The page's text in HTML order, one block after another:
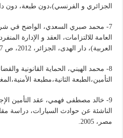
الجزائري و الفرنسي)،دون طبعة، دون دار
7- محمد صبري السعدي، الواضح في شرح
العامة للالتزامات، العقد و الإدارة
العربية)، دار الهدى، الجزائر، 2012، ص 227.
8- محمد الهيني، الحماية القانونية
التأمين،الطبعة الثانية،مطبعة
9- خالد مصطفى فهمي، عقد التأمين
الناشئة عن حوادث السيارات، دراسة
مصر، 2005.